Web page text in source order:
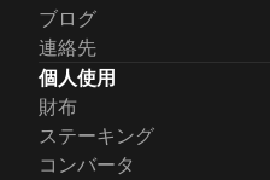
ブログ
連絡先
個人使用
財布
ステーキング
コンバータ